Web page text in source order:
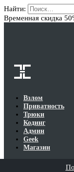
Найти:
Временная скидка
Взлом
Приватность
Трюки
Кодинг
Админ
Geek
Магазин